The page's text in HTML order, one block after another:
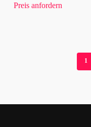
Preis anfordern
1